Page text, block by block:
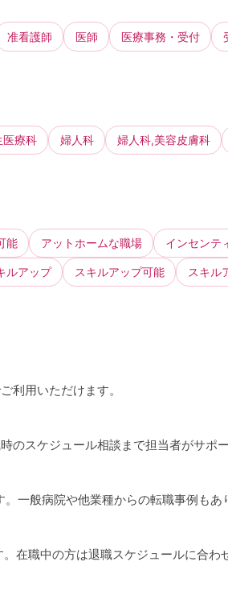
准看護師 医師 医療事務・受付
医療科 婦人科 婦人科,美容皮膚科
能 アットホームな職場 インセンテ
ルアップ スキルアップ可能 スキル
利用いただけます。
スケジュール相談まで担当者がサポー
一般病院や他業種からの転職事例もあ
在職中の方は退職スケジュールに合わ